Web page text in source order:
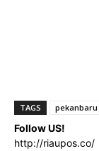
TAGS pekanbaru
Follow US!
http://riaupos.co/